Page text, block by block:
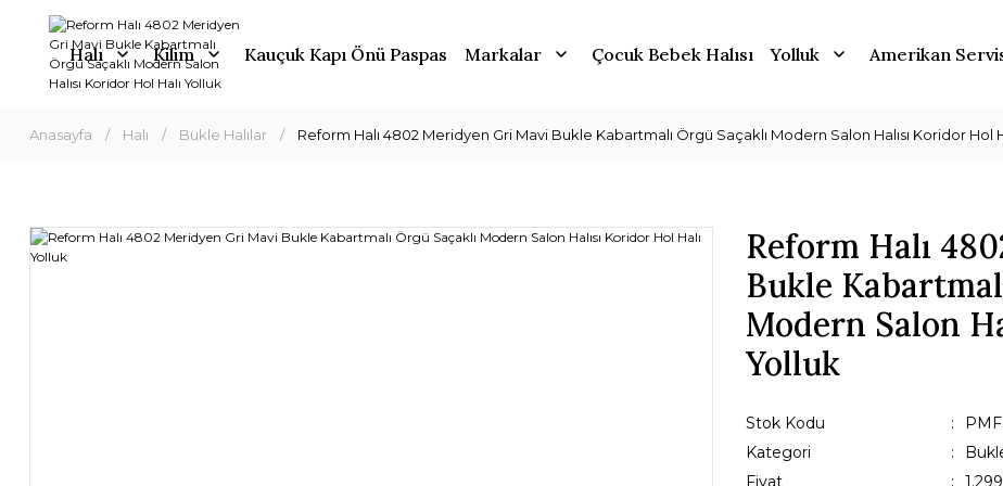
Halı Kilim Kauçuk Kapı Önü Paspas Markalar Çocuk Bebek Halısı Yolluk Amerikan
Anasayfa Halı Bukle Halılar Reform Halı 4802 Meridyen Gri Mavi Bukle Kabartmalı Örgü Saçaklı Modern Salon Halısı Koridor Hol
Reform Halı
Bukle
Modern Salon
Yolluk
Stok Kodu
Kategori
Fiyat